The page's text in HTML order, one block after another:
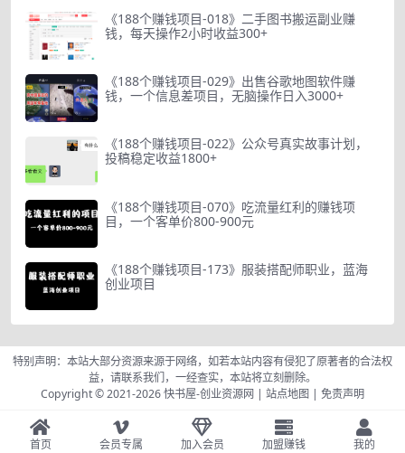
《188个赚钱项目-018》二手图书搬运副业赚
钱，每天操作2小时收益300+
《188个赚钱项目-029》出售谷歌地图软件赚
钱，一个信息差项目，无脑操作日入3000+
《188个赚钱项目-022》公众号真实故事计划，
投稿稳定收益1800+
《188个赚钱项目-070》吃流量红利的赚钱项
目，一个客单价800-900元
《188个赚钱项目-173》服装搭配师职业，蓝海
创业项目
特别声明：本站大部分资源来源于网络，如若本站内容有侵犯了原著者的合法权
益，请联系我们，一经查实，本站将立刻删除。
Copyright © 2021-2026快书屋-创业资源网 | 站点地图 | 免责声明
首页 会员专属 加入会员 加盟赚钱 我的